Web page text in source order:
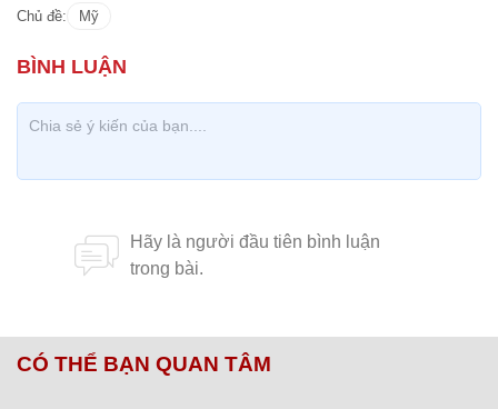
Chủ đề: Mỹ
CÓ THỂ BẠN QUAN TÂM